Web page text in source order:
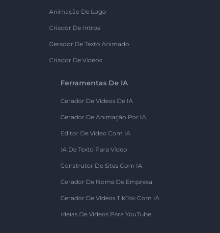
Animação De Logo
Criador De Intros
Gerador De Texto Animado
Criador De Vídeos
Ferramentas De IA
Gerador De Vídeos De IA
Gerador De Animação Por IA
Editor De Vídeo Com IA
IA De Texto Para Vídeo
Construtor De Sites Com IA
Gerador De Nome De Empresa
Gerador De Vídeos TikTok Com IA
Ideias De Vídeos Para YouTube